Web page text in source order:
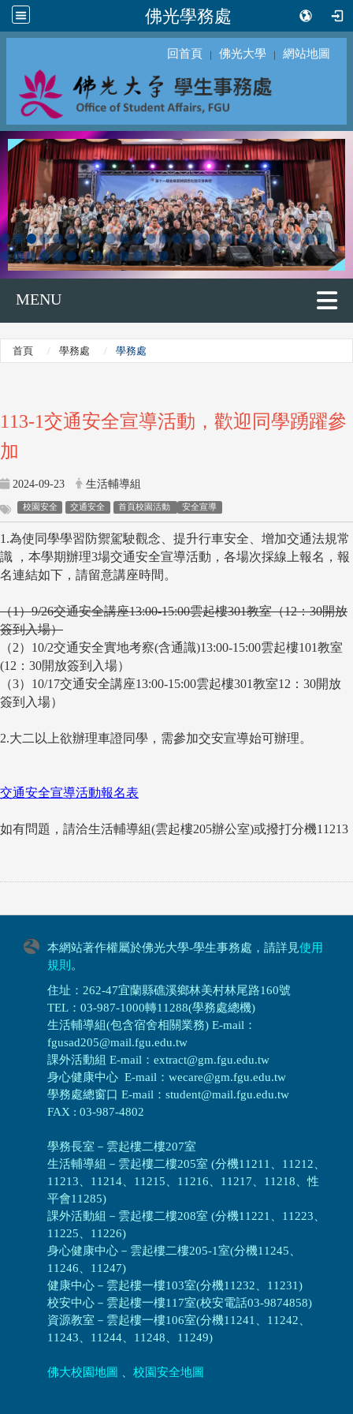
佛光學務處
回首頁 ｜ 佛光大學 ｜ 網站地圖
MENU
首頁 學務處 學務處
113-1交通安全宣導活動，歡迎同學踴躍參
加
2024-09-23 生活輔導組
校園安全 交通安全 首頁校園活動 安全宣導
1.為使同學學習防禦駕駛觀念、提升行車安全、增加交通法規常
識 ，本學期辦理3場交通安全宣導活動，各場次採線上報名，報
名連結如下，請留意講座時間。
（1）9/26交通安全講座13:00-15:00雲起樓301教室（12：30開放
簽到入場）
（2）10/2交通安全實地考察(含通識)13:00-15:00雲起樓101教室
(12：30開放簽到入場）
（3）10/17交通安全講座13:00-15:00雲起樓301教室12：30開放
簽到入場）
2.大二以上欲辦理車證同學，需參加交安宣導始可辦理。
交通安全宣導活動報名表
如有問題，請洽生活輔導組(雲起樓205辦公室)或撥打分機11213
本網站著作權屬於佛光大學-學生事務處，請詳見使用
規則 。
住址：262-47宜蘭縣礁溪鄉林美村林尾路160號
TEL：03-987-1000轉11288(學務處總機)
生活輔導組(包含宿舍相關業務) E-mail：
fgusad205@mail.fgu.edu.tw
課外活動組 E-mail：extract@gm.fgu.edu.tw
身心健康中心 E-mail：wecare@gm.fgu.edu.tw
學務處總窗口 E-mail：student@mail.fgu.edu.tw
FAX : 03-987-4802
學務長室－雲起樓二樓207室
生活輔導組 － 雲起樓二樓205室 (分機11211、11212、
11213、11214、11215、11216、11217、11218、性
平會11285)
課外活動組 － 雲起樓二樓208室 (分機11221、11223、
11225、11226)
身心健康中心 － 雲起樓二樓205-1室(分機11245、
11246、11247)
健康中心－ 雲起樓一樓103室(分機11232、11231)
校安中心－ 雲起樓一樓117室(校安電話03-9874858)
資源教室 － 雲起樓一樓106室(分機11241、11242、
11243、11244、11248、11249)
佛大校園地圖 校園安全地圖